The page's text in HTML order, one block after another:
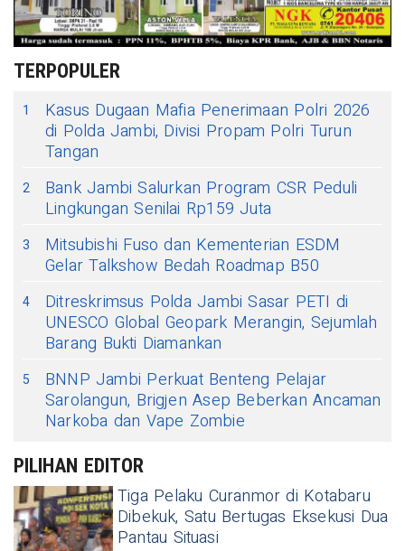
TERPOPULER
1
Kasus Dugaan Mafia Penerimaan Polri 2026
di Polda Jambi, Divisi Propam Polri Turun
Tangan
2
Bank Jambi Salurkan Program CSR Peduli
Lingkungan Senilai Rp159 Juta
3
Mitsubishi Fuso dan Kementerian ESDM
Gelar Talkshow Bedah Roadmap B50
4
Ditreskrimsus Polda Jambi Sasar PETI di
UNESCO Global Geopark Merangin, Sejumlah
Barang Bukti Diamankan
5
BNNP Jambi Perkuat Benteng Pelajar
Sarolangun, Brigjen Asep Beberkan Ancaman
Narkoba dan Vape Zombie
PILIHAN EDITOR
Tiga Pelaku Curanmor di Kotabaru
Dibekuk, Satu Bertugas Eksekusi Dua
Pantau Situasi